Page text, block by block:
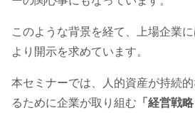
このような背景を経て、上場企業
より開示を求めています。
本セミナーでは、人的資産が持続
るために企業が取り組む 「経営戦